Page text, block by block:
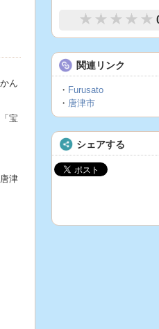
ん
宝
津
関連リンク
・ Furusato
・ 唐津市
シェアする